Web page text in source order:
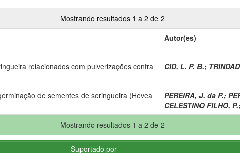
Mostrando resultados 1 a 2 de 2
Autor(es)
relacionados com pulverizações contra
CID, L. P. B.;
de sementes de seringueira (Hevea
PEREIRA, J. da P.;
CELESTINO FILHO, P.
Mostrando resultados 1 a 2 de 2
Suportado por